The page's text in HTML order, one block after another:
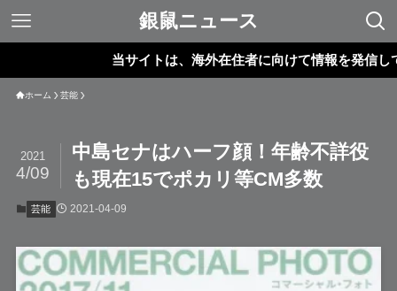
銀鼠ニュース
当サイトは、海外在住者に向けて情報を発信しています。
ホーム 芸能
中島セナはハーフ顔！年齢不詳役
も現在15でポカリ等CM多数
2021
4/09
芸能 2021-04-09